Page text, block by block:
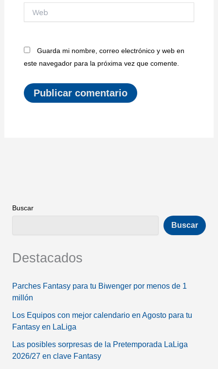
Guarda mi nombre, correo electrónico y web en
este navegador para la próxima vez que comente.
Buscar
Buscar
Destacados
Parches Fantasy para tu Biwenger por menos de 1
millón
Los Equipos con mejor calendario en Agosto para tu
Fantasy en LaLiga
Las posibles sorpresas de la Pretemporada LaLiga
2026/27 en clave Fantasy